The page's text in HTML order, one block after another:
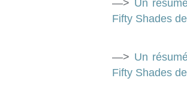
—> Un
Fifty Shades
—> Un
Fifty Shades